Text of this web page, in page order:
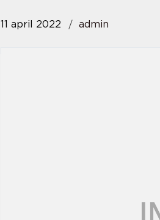
11 april 2022 admin